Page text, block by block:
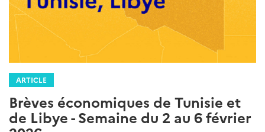
ARTICLE
Brèves économiques de Tunisie et
de Libye - Semaine du 2 au 6 février